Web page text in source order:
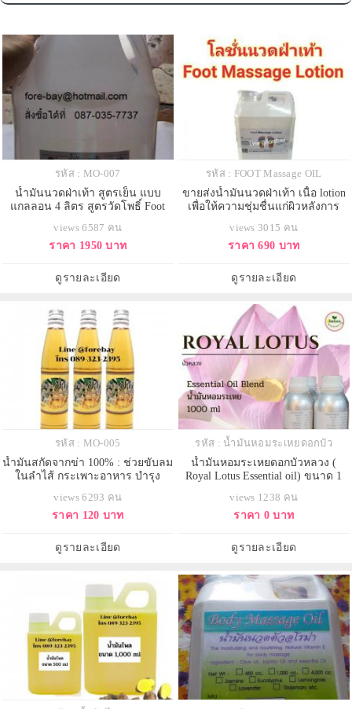
รหัส : MO-007
น้ำมันนวดฝ่าเท้า สูตรเย็น แบบ
แกลลอน 4 ลิตร สูตรวัดโพธิ์ Foot
views 6587 คน
ราคา 1950 บาท
ดูรายละเอียด
รหัส : FOOT Massage OIL
ขายส่งน้ำมันนวดฝ่าเท้า เนื้อ lotion
เพื่อให้ความชุ่มชื่นแก่ผิวหลังการ
views 3015 คน
ราคา 690 บาท
ดูรายละเอียด
รหัส : MO-005
น้ำมันสกัดจากข่า 100% : ช่วยขับลม
ในลำไส้ กระเพาะอาหาร บำรุง
views 6293 คน
ราคา 120 บาท
ดูรายละเอียด
รหัส : น้ำมันหอมระเหยดอกบัว
น้ำมันหอมระเหยดอกบัวหลวง (
Royal Lotus Essential oil) ขนาด 1
views 1238 คน
ราคา 0 บาท
ดูรายละเอียด